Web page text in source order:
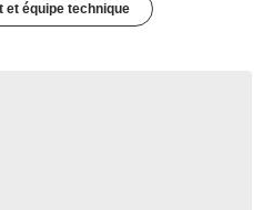
et équipe technique